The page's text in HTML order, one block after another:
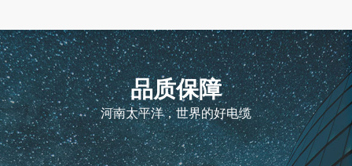
品质保障
河南太平洋，世界的好电缆